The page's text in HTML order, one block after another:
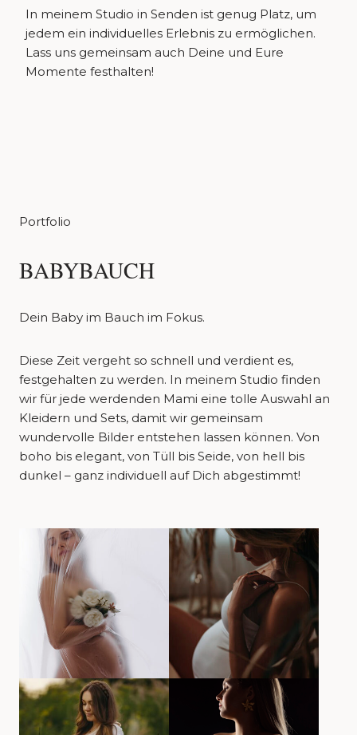
In meinem Studio in Senden ist genug Platz, um
jedem ein individuelles Erlebnis zu ermöglichen.
Lass uns gemeinsam auch Deine und Eure
Momente festhalten!
Portfolio
BABYBAUCH
Dein Baby im Bauch im Fokus.
Diese Zeit vergeht so schnell und verdient es,
festgehalten zu werden. In meinem Studio finden
wir für jede werdenden Mami eine tolle Auswahl an
Kleidern und Sets, damit wir gemeinsam
wundervolle Bilder entstehen lassen können. Von
boho bis elegant, von Tüll bis Seide, von hell bis
dunkel – ganz individuell auf Dich abgestimmt!